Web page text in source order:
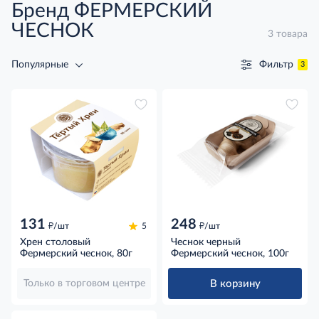
Бренд ФЕРМЕРСКИЙ
ЧЕСНОК
3 товара
Популярные Фильтр 3
131 д/шт 5
Хрен столовый
Фермерский чеснок, 80г
Только в торговом центре
248 д/шт
Чеснок черный
Фермерский чеснок, 100г
В корзину